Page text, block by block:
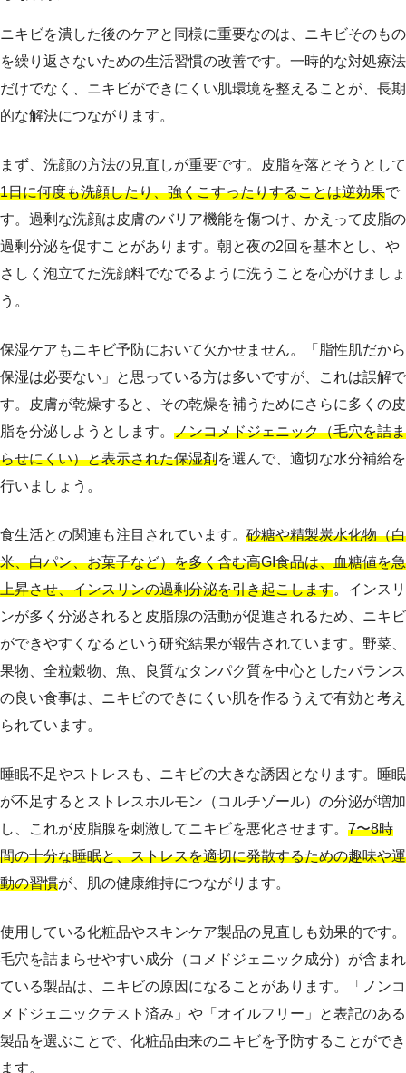
ニキビを潰した後のケアと同様に重要なのは、ニキビそのもの
を繰り返さないための生活習慣の改善です。一時的な対処療法
だけでなく、ニキビができにくい肌環境を整えることが、長期
的な解決につながります。
まず、洗顔の方法の見直しが重要です。皮脂を落とそうとして
1日に何度も洗顔したり、強くこすったりすることは逆効果で
す。過剰な洗顔は皮膚のバリア機能を傷つけ、かえって皮脂の
過剰分泌を促すことがあります。朝と夜の2回を基本とし、や
さしく泡立てた洗顔料でなでるように洗うことを心がけましょ
う。
保湿ケアもニキビ予防において欠かせません。「脂性肌だから
保湿は必要ない」と思っている方は多いですが、これは誤解で
す。皮膚が乾燥すると、その乾燥を補うためにさらに多くの皮
脂を分泌しようとします。 ノンコメドジェニック（毛穴を詰ま
らせにくい）と表示された保湿剤を選んで、適切な水分補給を
行いましょう。
食生活との関連も注目されています。 砂糖や精製炭水化物（白
米、白パン、お菓子など）を多く含む高GI食品は、血糖値を急
上昇させ、インスリンの過剰分泌を引き起こします。インスリ
ンが多く分泌されると皮脂腺の活動が促進されるため、ニキビ
ができやすくなるという研究結果が報告されています。野菜、
果物、全粒穀物、魚、良質なタンパク質を中心としたバランス
の良い食事は、ニキビのできにくい肌を作るうえで有効と考え
られています。
睡眠不足やストレスも、ニキビの大きな誘因となります。睡眠
が不足するとストレスホルモン（コルチゾール）の分泌が増加
し、これが皮脂腺を刺激してニキビを悪化させます。 7〜8時
間の十分な睡眠と、ストレスを適切に発散するための趣味や運
動の習慣が、肌の健康維持につながります。
使用している化粧品やスキンケア製品の見直しも効果的です。
毛穴を詰まらせやすい成分（コメドジェニック成分）が含まれ
ている製品は、ニキビの原因になることがあります。「ノンコ
メドジェニックテスト済み」や「オイルフリー」と表記のある
製品を選ぶことで、化粧品由来のニキビを予防することができ
ます。